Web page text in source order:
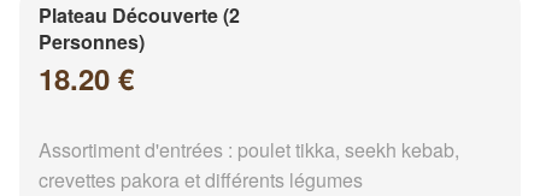
Plateau Découverte (2
Personnes)
18.20 €
Assortiment d'entrées : poulet tikka, seekh kebab,
crevettes pakora et différents légumes